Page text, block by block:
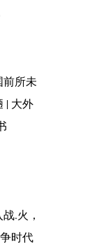
所未
| 大外
.火，
时代